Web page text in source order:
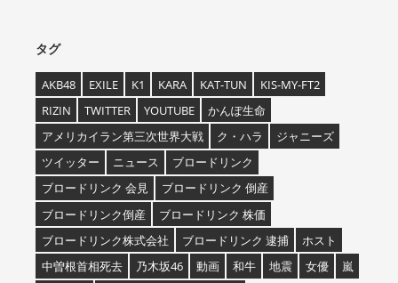
タグ
AKB48 EXILE K1 KARA KAT-TUN
KIS-MY-FT2
RIZIN
TWITTER YOUTUBE
かんぽ生命
アメリカイラン第三次世界大戦
ク・ハラ
ジャニーズ
ツイッター
ニュース
ブロードリンク
ブロードリンク 会見
ブロードリンク 倒産
ブロードリンク倒産
ブロードリンク 株価
ブロードリンク株式会社
ブロードリンク 逮捕
ホスト
中曽根首相死去
乃木坂46 動画 和牛 地震 女優
嵐